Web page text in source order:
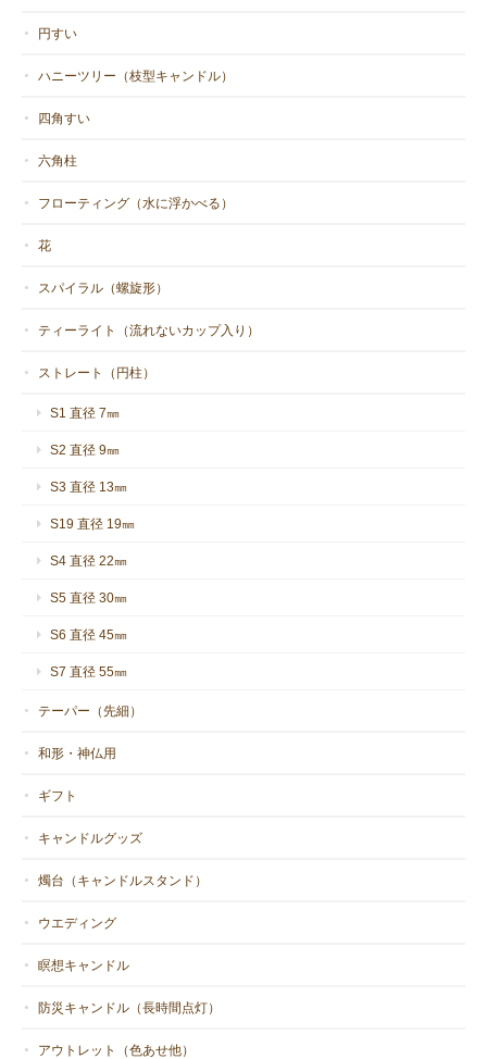
円すい
ハニーツリー（枝型キャンドル）
四角すい
六角柱
フローティング（水に浮かべる）
花
スパイラル（螺旋形）
ティーライト（流れないカップ入り）
ストレート（円柱）
S1 直径 7㎜
S2 直径 9㎜
S3 直径 13㎜
S19 直径 19㎜
S4 直径 22㎜
S5 直径 30㎜
S6 直径 45㎜
S7 直径 55㎜
テーパー（先細）
和形・神仏用
ギフト
キャンドルグッズ
燭台（キャンドルスタンド）
ウエディング
瞑想キャンドル
防災キャンドル（長時間点灯）
アウトレット（色あせ他）